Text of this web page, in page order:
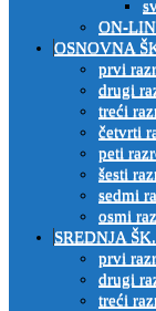
ON-
OSNOVNA
prvi
drugi
treći
četvrti
peti
šesti
sedmi
osmi
SREDNJA ŠK.
prvi
drugi
treći